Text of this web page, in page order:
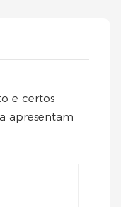
e certos
apresentam